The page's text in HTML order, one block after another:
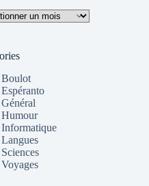
Boulot
Espéranto
Général
Humour
Informatique
Langues
Sciences
Voyages